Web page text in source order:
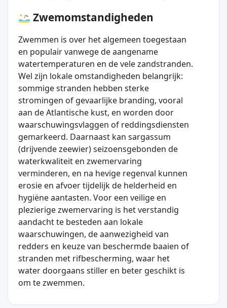
Zwemomstandigheden
Zwemmen is over het algemeen toegestaan
en populair vanwege de aangename
watertemperaturen en de vele zandstranden.
Wel zijn lokale omstandigheden belangrijk:
sommige stranden hebben sterke
stromingen of gevaarlijke branding, vooral
aan de Atlantische kust, en worden door
waarschuwingsvlaggen of reddingsdiensten
gemarkeerd. Daarnaast kan sargassum
(drijvende zeewier) seizoensgebonden de
waterkwaliteit en zwemervaring
verminderen, en na hevige regenval kunnen
erosie en afvoer tijdelijk de helderheid en
hygiëne aantasten. Voor een veilige en
plezierige zwemervaring is het verstandig
aandacht te besteden aan lokale
waarschuwingen, de aanwezigheid van
redders en keuze van beschermde baaien of
stranden met rifbescherming, waar het
water doorgaans stiller en beter geschikt is
om te zwemmen.